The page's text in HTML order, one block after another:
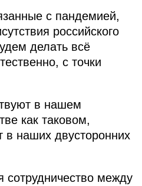
с пандемией,
российского
делать всё
с точки
в нашем
как таковом,
в наших двусторонних
сотрудничество между